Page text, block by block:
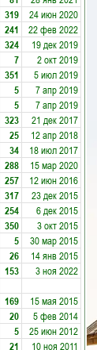
319 24 июн 2020
241 22 фев 2022
324 19 дек 2019
7 2 окт 2019
351 5 июл 2019
5 7 апр 2019
5 7 апр 2019
323 21 дек 2017
25 12 апр 2018
34 18 июл 2017
288 15 мар 2020
257 12 июн 2016
317 23 дек 2015
254 6 дек 2015
350 3 окт 2015
5 30 мар 2015
26 14 янв 2015
153 3 ноя 2022
169 15 мая 2015
20 5 фев 2014
5 25 июн 2012
21 10 ноя 2011